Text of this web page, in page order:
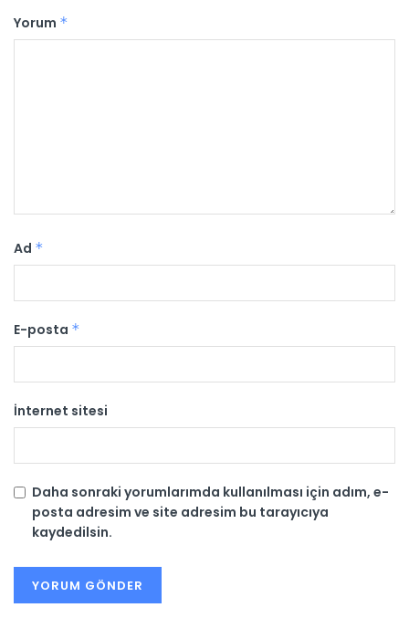
Yorum *
Ad *
E-posta *
İnternet sitesi
Daha sonraki yorumlarımda kullanılması için adım, e-
posta adresim ve site adresim bu tarayıcıya
kaydedilsin.